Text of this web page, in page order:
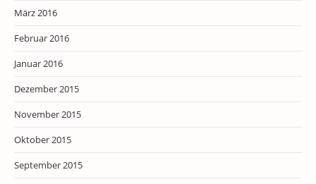
März 2016
Februar 2016
Januar 2016
Dezember 2015
November 2015
Oktober 2015
September 2015